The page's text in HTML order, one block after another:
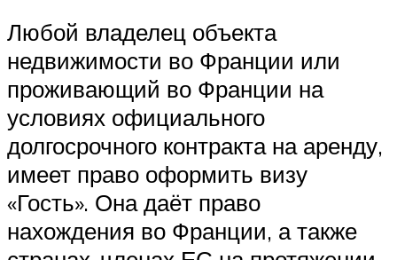
Любой владелец объекта
недвижимости во Франции или
проживающий во Франции на
условиях официального
долгосрочного контракта на аренду,
имеет право оформить визу
«Гость». Она даёт право
нахождения во Франции, а также